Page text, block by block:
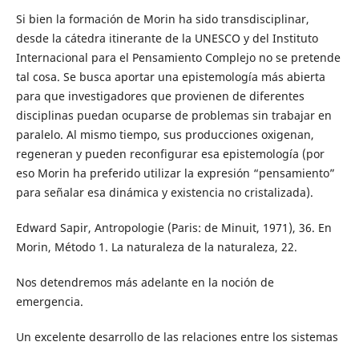
Si bien la formación de Morin ha sido transdisciplinar,
desde la cátedra itinerante de la UNESCO y del Instituto
Internacional para el Pensamiento Complejo no se pretende
tal cosa. Se busca aportar una epistemología más abierta
para que investigadores que provienen de diferentes
disciplinas puedan ocuparse de problemas sin trabajar en
paralelo. Al mismo tiempo, sus producciones oxigenan,
regeneran y pueden reconfigurar esa epistemología (por
eso Morin ha preferido utilizar la expresión “pensamiento”
para señalar esa dinámica y existencia no cristalizada).
Edward Sapir, Antropologie (Paris: de Minuit, 1971), 36. En
Morin, Método 1. La naturaleza de la naturaleza, 22.
Nos detendremos más adelante en la noción de
emergencia.
Un excelente desarrollo de las relaciones entre los sistemas